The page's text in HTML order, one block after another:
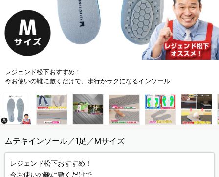
レジェンド松下おすすめ！
今お使いの靴に敷くだけで、歩行がラクになるインソール
ムテキインソール／1足／Mサイズ
レジェンド松下おすすめ！
今お使いの靴に敷くだけで、